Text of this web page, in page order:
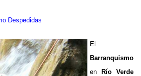
Despedidas
El
Barranquismo
en
Río Verde